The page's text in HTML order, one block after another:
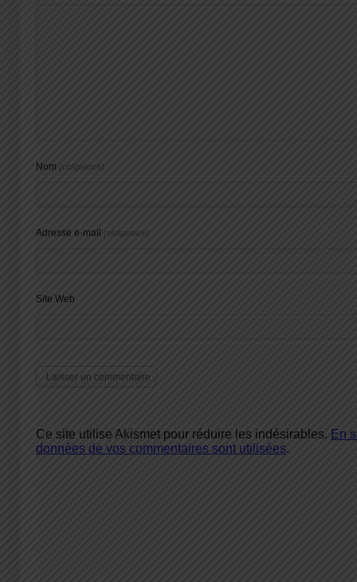
Nom (obligatoire)
Adresse e-mail (obligatoire)
Site Web
Ce site utilise Akismet pour réduire les indésirables. En
données de vos commentaires sont utilisées.